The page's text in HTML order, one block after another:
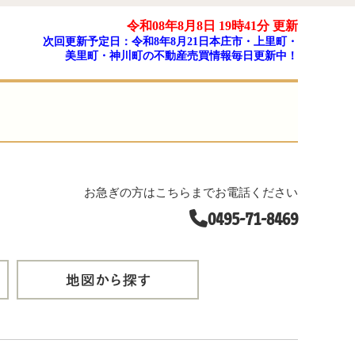
令和08年8月8日 19時41分 更新
次回更新予定日：令和8年8月21日本庄市・上里町・
美里町・神川町の不動産売買情報毎日更新中！
お急ぎの方はこちらまでお電話ください
0495-71-8469